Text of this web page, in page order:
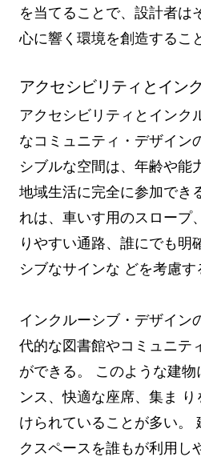
を当てることで、設計者は
心に響く環境を創造するこ
アクセシビリティとイン
アクセシビリティとインク
なコミュニティ・デザイン
シブルな空間は、年齢や能
地域生活に完全に参加でき
れは、車いす用のスロープ
りやすい通路、誰にでも明
シブなサインな どを考慮す
インクルーシブ・デザイン
代的な図書館やコミュニテ
ができる。 このような建物
ンス、快適な座席、集ま
けられていることが多い。
クスペースを誰もが利用し